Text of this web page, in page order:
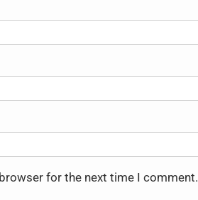
for the next time I comment.